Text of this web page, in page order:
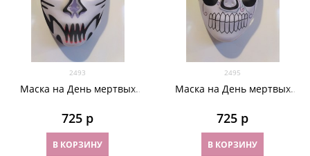
2493
Маска на День мертвых
725 р
В КОРЗИНУ
2495
Маска на День мертвых
725 р
В КОРЗИНУ